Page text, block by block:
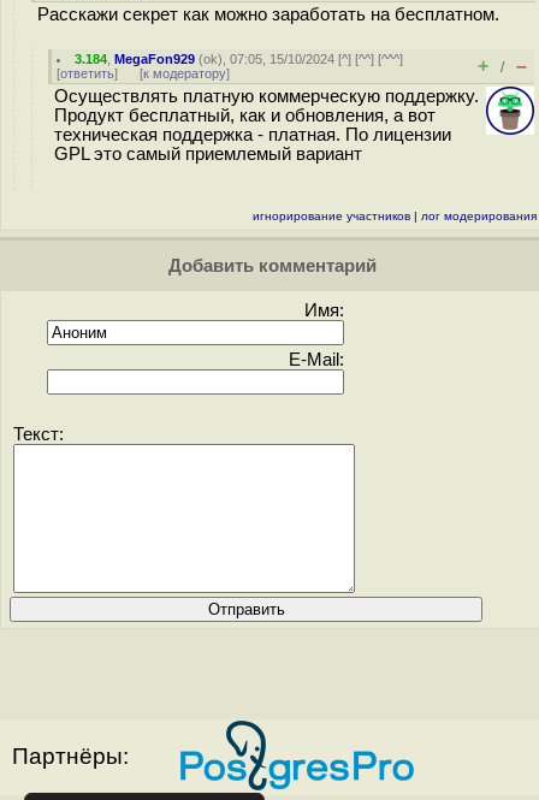
Расскажи секрет как можно заработать на бесплатном.
3.184 ,MegaFon929 (ok), 07:05, 15/10/2024 [^] [^^] [^^^]
[ответить] [к модератору] + / –
Осуществлять платную коммерческую поддержку.
Продукт бесплатный, как и обновления, а вот
техническая поддержка - платная. По лицензии
GPL это самый приемлемый вариант
игнорирование участников | лог модерирования
Добавить комментарий
Имя:
E-Mail:
Текст:
Партнёры: